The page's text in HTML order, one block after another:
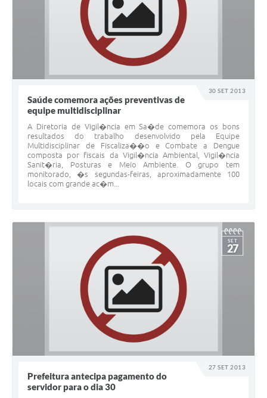
30 SET 2013
Saúde comemora ações preventivas de
equipe multidisciplinar
A Diretoria de Vigil�ncia em Sa�de comemora os bons
resultados do trabalho desenvolvido pela Equipe
Multidisciplinar de Fiscaliza��o e Combate a Dengue
composta por fiscais da Vigil�ncia Ambiental, Vigil�ncia
Sanit�ria, Posturas e Meio Ambiente. O grupo tem
monitorado, �s segundas-feiras, aproximadamente 100
locais com grande ac�m...
27 SET 2013
SET
27
Prefeitura antecipa pagamento do
servidor para o dia 30